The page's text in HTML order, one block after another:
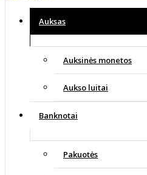
Auksas
Auksinės monetos
Aukso luitai
Banknotai
Pakuotės